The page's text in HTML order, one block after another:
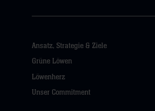
Ansatz, Strategie & Ziele
Grüne Löwen
Löwenherz
Unser Commitment